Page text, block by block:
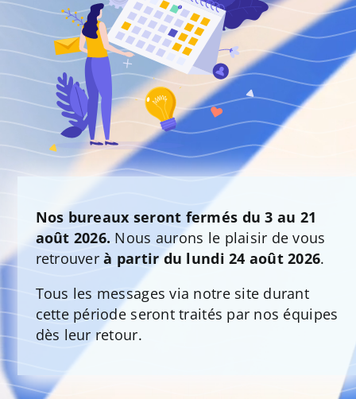
Nos bureaux seront fermés du 3 au 21
août 2026. Nous aurons le plaisir de vous
retrouverà partir du lundi 24 août 2026.
Tous les messages via notre site durant
cette période seront traités par nos équipes
dès leur retour.